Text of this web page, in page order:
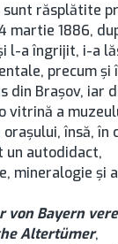
sunt răsplătite
martie 1886,
l-a îngrijit, i-a
precum şi
din Brașov, iar
vitrină a
însă, în
un autodidact,
mineralogie şi
von Bayern
Altertümer,